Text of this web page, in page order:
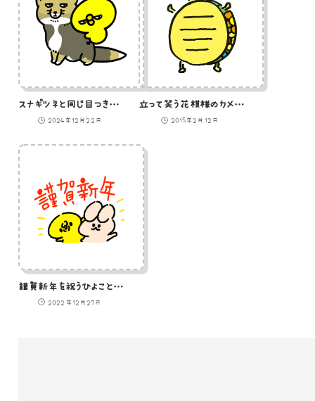
スナギツネと同じ目つきで見つめるひよこ
2024年12月22日
立って笑う花模様のカメのイラスト
2015年2月12日
謹賀新年を祝うひよことうさぎのイラスト
2022年12月27日